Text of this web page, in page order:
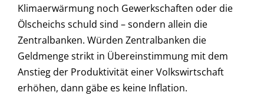
Klimaerwärmung noch Gewerkschaften oder die
Ölscheichs schuld sind – sondern allein die
Zentralbanken. Würden Zentralbanken die
Geldmenge strikt in Übereinstimmung mit dem
Anstieg der Produktivität einer Volkswirtschaft
erhöhen, dann gäbe es keine Inflation.